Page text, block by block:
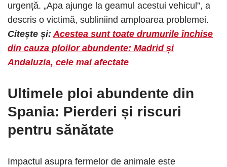
urgență. „Apa ajunge la geamul acestui vehicul”, a
descris o victimă, subliniind amploarea problemei.
Citește și: Acestea sunt toate drumurile închise
din cauza ploilor abundente: Madrid și
Andaluzia, cele mai afectate
Ultimele ploi abundente din
Spania: Pierderi și riscuri
pentru sănătate
Impactul asupra fermelor de animale este